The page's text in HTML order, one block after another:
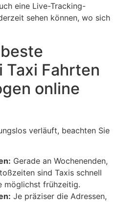
eine Live-Tracking-
sehen können, wo sich
Taxi Fahrten
online
verläuft, beachten Sie
Gerade an Wochenenden,
sind Taxis schnell
möglichst frühzeitig.
Je präziser die Adressen,